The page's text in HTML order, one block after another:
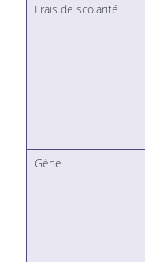
Frais de scolarité
Gène